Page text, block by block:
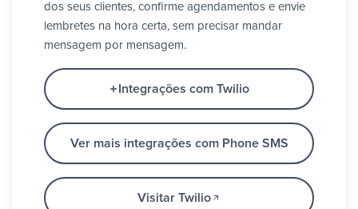
dos seus clientes, confirme agendamentos e envie
lembretes na hora certa, sem precisar mandar
mensagem por mensagem.
Integrações com Twilio
Ver mais integrações com Phone SMS
Visitar Twilio